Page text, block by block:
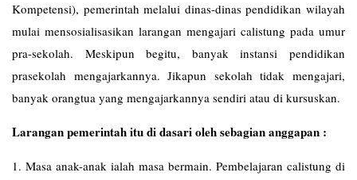
Kompetensi), pemerintah melalui dinas-dinas pendidikan wilayah
mulai mensosialisasikan larangan mengajari calistung pada umur
pra-sekolah. Meskipun begitu, banyak instansi pendidikan
prasekolah mengajarkannya. Jikapun sekolah tidak mengajari,
banyak orangtua yang mengajarkannya sendiri atau di kursuskan.
Larangan pemerintah itu di dasari oleh sebagian anggapan :
1. Masa anak-anak ialah masa bermain. Pembelajaran calistung di